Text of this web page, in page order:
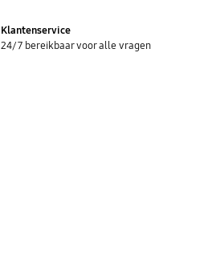
Klantenservice
24/7 bereikbaar voor alle vragen